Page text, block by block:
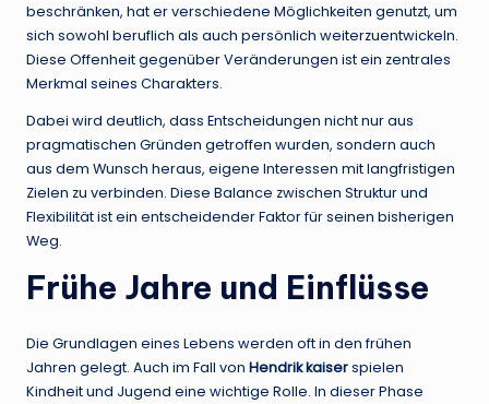
beschränken, hat er verschiedene Möglichkeiten genutzt, um
sich sowohl beruflich als auch persönlich weiterzuentwickeln.
Diese Offenheit gegenüber Veränderungen ist ein zentrales
Merkmal seines Charakters.
Dabei wird deutlich, dass Entscheidungen nicht nur aus
pragmatischen Gründen getroffen wurden, sondern auch
aus dem Wunsch heraus, eigene Interessen mit langfristigen
Zielen zu verbinden. Diese Balance zwischen Struktur und
Flexibilität ist ein entscheidender Faktor für seinen bisherigen
Weg.
Frühe Jahre und Einflüsse
Die Grundlagen eines Lebens werden oft in den frühen
Jahren gelegt. Auch im Fall von Hendrik kaiserspielen
Kindheit und Jugend eine wichtige Rolle. In dieser Phase